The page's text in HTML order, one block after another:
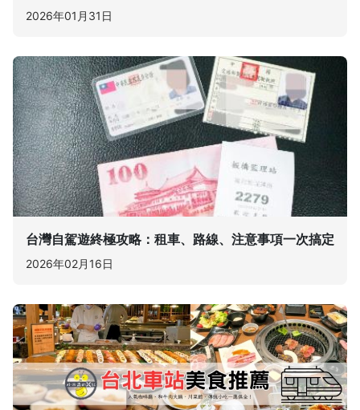
2026年01月31日
台灣自駕遊終極攻略：租車、路線、注意事項一次搞定
2026年02月16日